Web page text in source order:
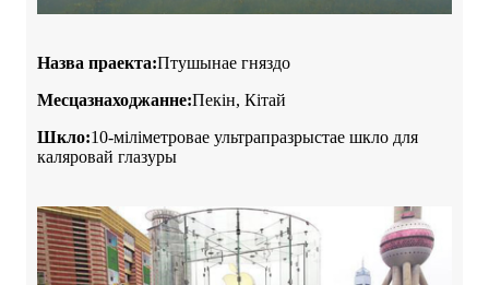
Назва праекта:Птушынае гняздо
Месцазнаходжанне:Пекін, Кітай
Шкло:10-міліметровае ультрапразрыстае шкло для
каляровай глазуры